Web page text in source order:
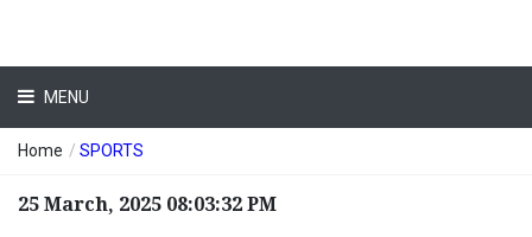
MENU
Home / SPORTS
25 March, 2025 08:03:32 PM